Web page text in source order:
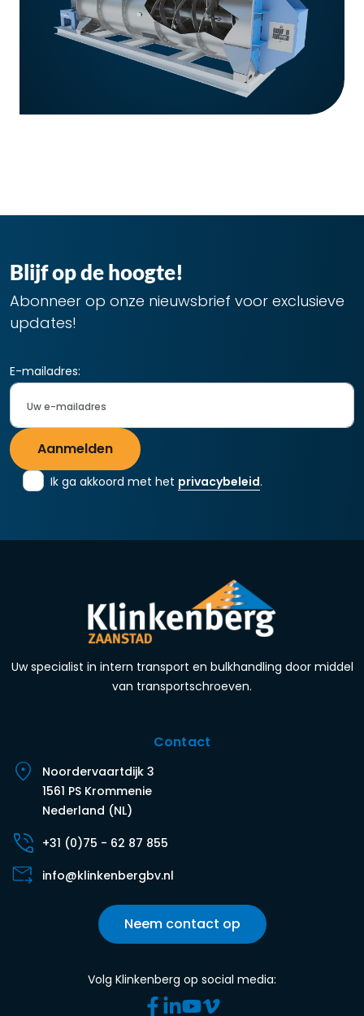
Blijf op de hoogte!
Abonneer op onze nieuwsbrief voor exclusieve
updates!
E-mailadres:
Aanmelden
Ik ga akkoord met het privacybeleid.
Uw specialist in intern transport en bulkhandling door middel
van transportschroeven.
Contact
Noordervaartdijk 3
1561 PS Krommenie
Nederland (NL)
+31 (0)75 - 62 87 855
info@klinkenbergbv.nl
Neem contact op
Volg Klinkenberg op social media: